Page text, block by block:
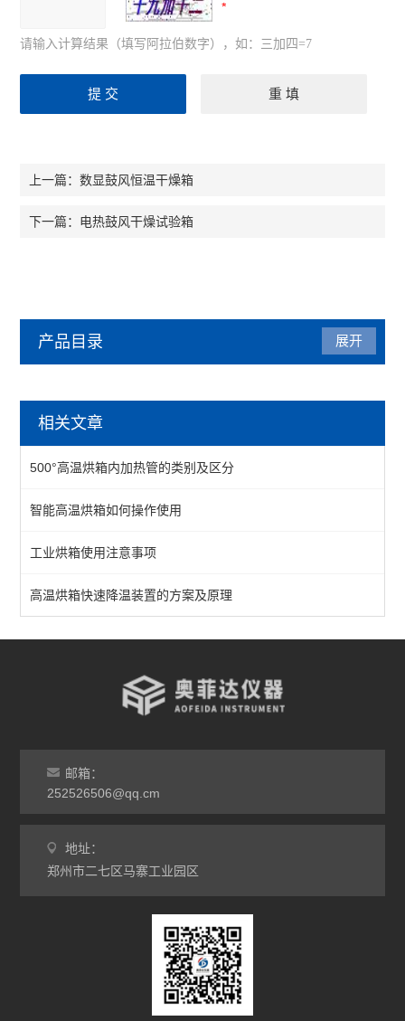
请输入计算结果（填写阿拉伯数字），如：三加四=7
上一篇：数显鼓风恒温干燥箱
下一篇： 电热鼓风干燥试验箱
产品目录
热风循环烘箱
工业烘箱
恒温烘箱
高温烘箱
真空烘箱
展开
相关文章
500°高温烘箱内加热管的类别及区分
智能高温烘箱如何操作使用
工业烘箱使用注意事项
高温烘箱快速降温装置的方案及原理
邮箱：
252526506@qq.cm
地址：
郑州市二七区马寨工业园区